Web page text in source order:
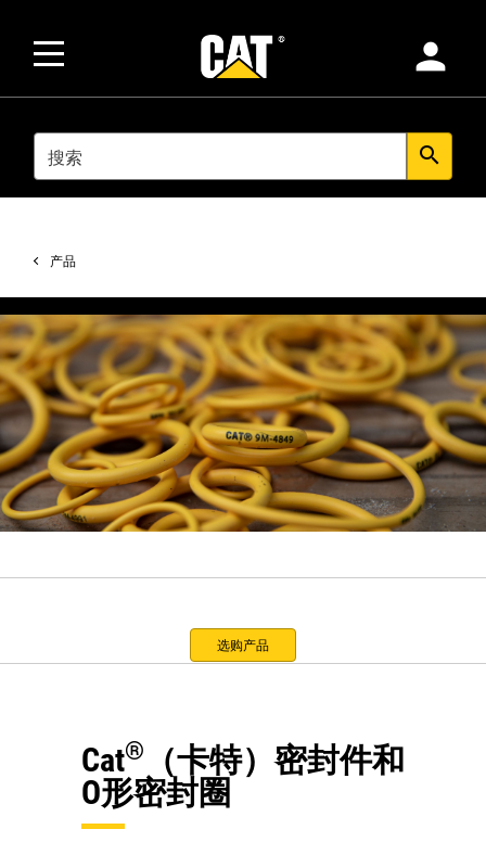
person
SEARCH search
产品
选购产品
Cat®
（卡特）密封件和
O形密封圈